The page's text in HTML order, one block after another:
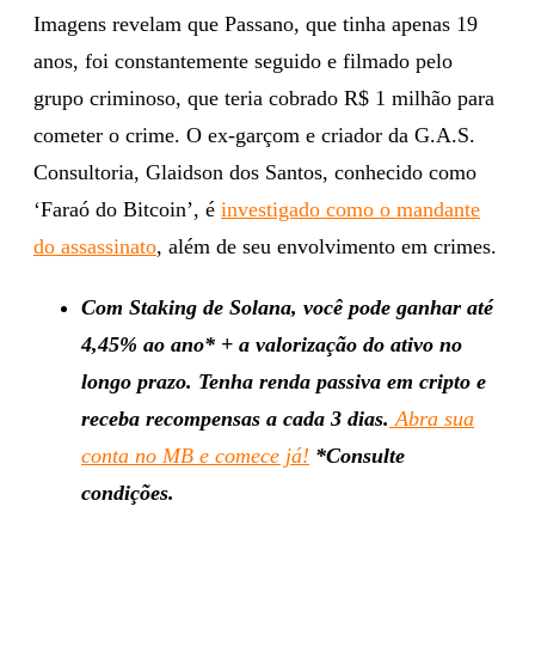
Imagens revelam que Passano, que tinha apenas 19
anos, foi constantemente seguido e filmado pelo
grupo criminoso, que teria cobrado R$ 1 milhão para
cometer o crime. O ex-garçom e criador da G.A.S.
Consultoria, Glaidson dos Santos, conhecido como
‘Faraó do Bitcoin’, é investigado como o mandante
do assassinato, além de seu envolvimento em crimes.
Com Staking de Solana, você pode ganhar até
4,45% ao ano* + a valorização do ativo no
longo prazo. Tenha renda passiva em cripto e
receba recompensas a cada 3 dias. Abra sua
conta no MB e comece já! *Consulte
condições.